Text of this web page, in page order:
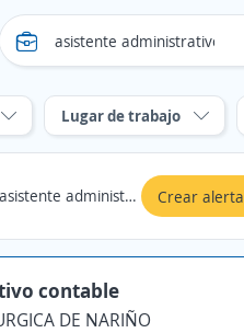
Lugar de trabajo
contable en Nariño Crear alerta
contable
DE NARIÑO